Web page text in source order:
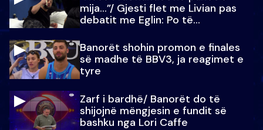
mija…”/ Gjesti flet me Livian pas
debatit me Eglin: Po të
Banorët shohin promon e finales
së madhe të BBV3, ja reagimet e
tyre
Zarf i bardhë/ Banorët do të
shijojnë mëngjesin e fundit së
bashku nga Lori Caffe